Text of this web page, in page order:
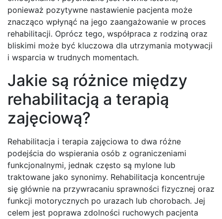
ponieważ pozytywne nastawienie pacjenta może
znacząco wpłynąć na jego zaangażowanie w proces
rehabilitacji. Oprócz tego, współpraca z rodziną oraz
bliskimi może być kluczowa dla utrzymania motywacji
i wsparcia w trudnych momentach.
Jakie są różnice między
rehabilitacją a terapią
zajęciową?
Rehabilitacja i terapia zajęciowa to dwa różne
podejścia do wspierania osób z ograniczeniami
funkcjonalnymi, jednak często są mylone lub
traktowane jako synonimy. Rehabilitacja koncentruje
się głównie na przywracaniu sprawności fizycznej oraz
funkcji motorycznych po urazach lub chorobach. Jej
celem jest poprawa zdolności ruchowych pacjenta